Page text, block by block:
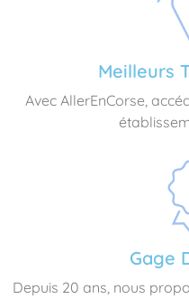
Meilleurs
Avec AllerEnCorse,
Gage
Depuis 20 ans, nous